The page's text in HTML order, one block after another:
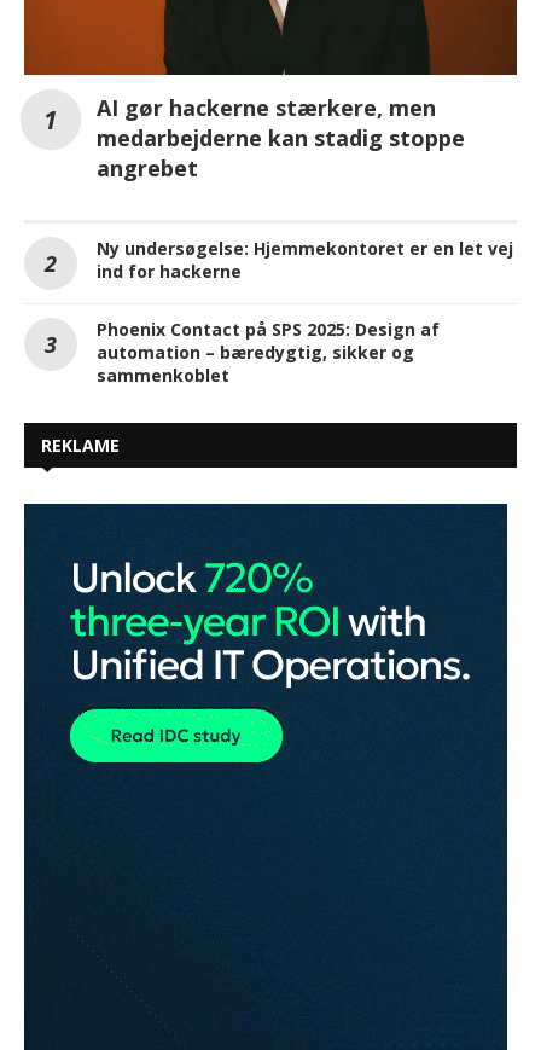
AI gør hackerne stærkere, men
medarbejderne kan stadig stoppe
angrebet
Ny undersøgelse: Hjemmekontoret er en let vej
ind for hackerne
Phoenix Contact på SPS 2025: Design af
automation – bæredygtig, sikker og
sammenkoblet
REKLAME